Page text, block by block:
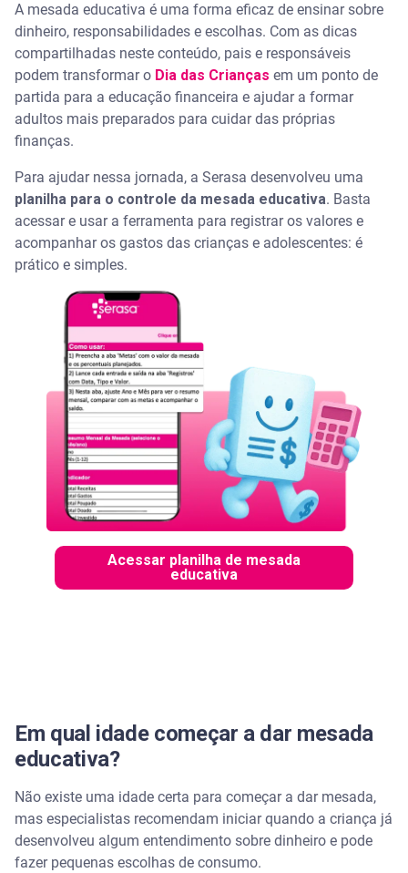
A mesada educativa é uma forma eficaz de ensinar sobre
dinheiro, responsabilidades e escolhas. Com as dicas
compartilhadas neste conteúdo, pais e responsáveis
podem transformar o Dia das Crianças em um ponto de
partida para a educação financeira e ajudar a formar
adultos mais preparados para cuidar das próprias
finanças.
Para ajudar nessa jornada, a Serasa desenvolveu uma
planilha para o controle da mesada educativa. Basta
acessar e usar a ferramenta para registrar os valores e
acompanhar os gastos das crianças e adolescentes: é
prático e simples.
Acessar planilha de mesada
educativa
Em qual idade começar a dar mesada
educativa?
Não existe uma idade certa para começar a dar mesada,
mas especialistas recomendam iniciar quando a criança já
desenvolveu algum entendimento sobre dinheiro e pode
fazer pequenas escolhas de consumo.